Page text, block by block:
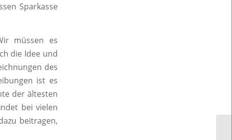
Sparkasse
müssen es
die Idee und
des
ist es
der ältesten
bei vielen
beitragen,